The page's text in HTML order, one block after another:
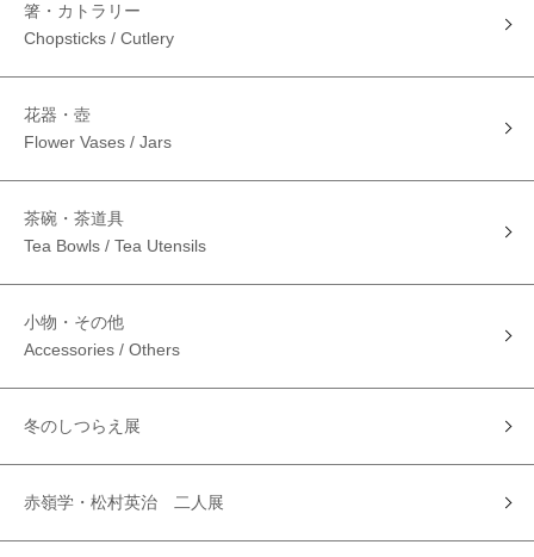
箸・カトラリー
Chopsticks / Cutlery
花器・壺
Flower Vases / Jars
茶碗・茶道具
Tea Bowls / Tea Utensils
小物・その他
Accessories / Others
冬のしつらえ展
赤嶺学・松村英治 二人展